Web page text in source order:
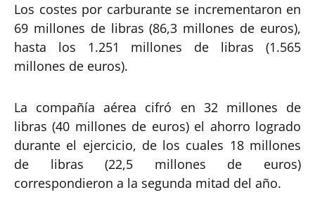
Los costes por carburante se incrementaron en
69 millones de libras (86,3 millones de euros),
hasta los 1.251 millones de libras (1.565
millones de euros).
La compañía aérea cifró en 32 millones de
libras (40 millones de euros) el ahorro logrado
durante el ejercicio, de los cuales 18 millones
de libras (22,5 millones de euros)
correspondieron a la segunda mitad del año.